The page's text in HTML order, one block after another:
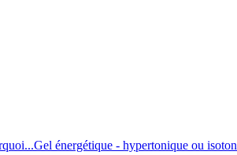
Gel énergétique - hypertonique ou